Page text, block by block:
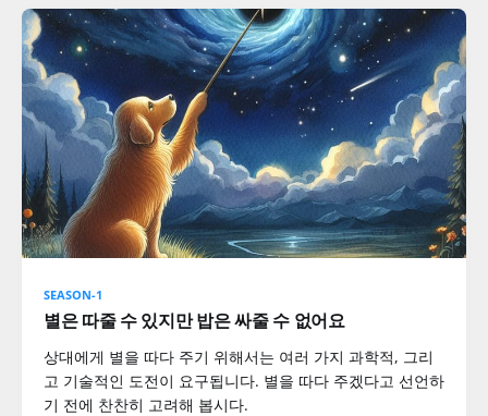
SEASON-1
별은 따줄 수 있지만 밥은 싸줄 수 없어요
상대에게 별을 따다 주기 위해서는 여러 가지 과학적, 그리
고 기술적인 도전이 요구됩니다. 별을 따다 주겠다고 선언하
기 전에 찬찬히 고려해 봅시다.